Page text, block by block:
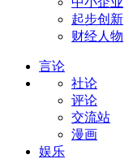
起步创新
财经人物
言论
社论
评论
交流站
漫画
娱乐